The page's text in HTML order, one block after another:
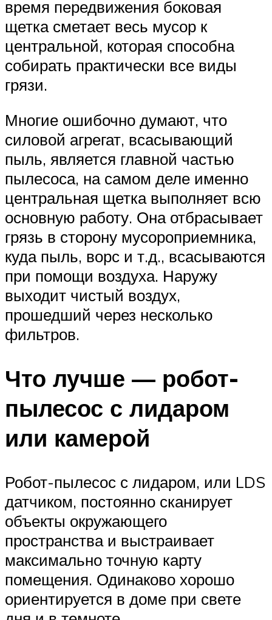
время передвижения боковая
щетка сметает весь мусор к
центральной, которая способна
собирать практически все виды
грязи.
Многие ошибочно думают, что
силовой агрегат, всасывающий
пыль, является главной частью
пылесоса, на самом деле именно
центральная щетка выполняет всю
основную работу. Она отбрасывает
грязь в сторону мусороприемника,
куда пыль, ворс и т.д., всасываются
при помощи воздуха. Наружу
выходит чистый воздух,
прошедший через несколько
фильтров.
Что лучше — робот-
пылесос с лидаром
или камерой
Робот-пылесос с лидаром, или LDS
датчиком, постоянно сканирует
объекты окружающего
пространства и выстраивает
максимально точную карту
помещения. Одинаково хорошо
ориентируется в доме при свете